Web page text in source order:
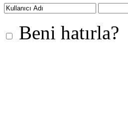
Beni hatırla?